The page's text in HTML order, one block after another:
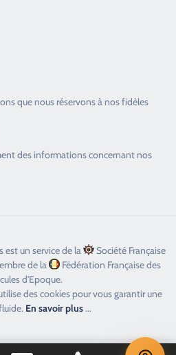
que nous réservons à nos fidèles
des informations concernant nos
est un service de la
Société Française
de la
Fédération Française des
d'Epoque.
des cookies pour vous garantir une
En savoir plus...
passionnés